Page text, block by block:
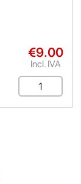
€9.00
Incl. IVA